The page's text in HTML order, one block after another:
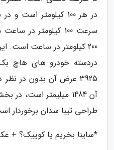
سرعت 100 کیلومتر
200 کیلومتر در ساعت است.
دردسته خودرو های هاچ
آن 1484 میلیمتر
طراحی تیبا سدان برخوردار
*ساینا بخریم یا کوییک؟ +